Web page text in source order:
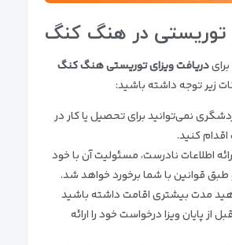
توریستی در هنگ کنگ
دریافت ویزای توریستی هنگ کنگ
زیر توجه داشته باشید:
نمی‌توانید برای تحصیل یا کار در
کنید.
اطلاعات نادرست، مسئولیت آن با خود
قوانین با شما برخورد خواهد شد.
مدت بیشتری اقامت داشته باشید
روز قبل از پایان ویزا درخواست خود را ارائه